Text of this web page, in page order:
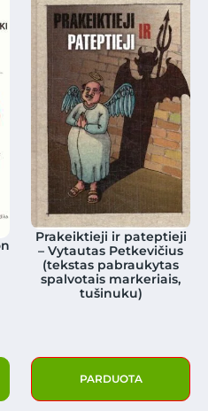
Prakeiktieji ir pateptieji
– Vytautas Petkevičius
(tekstas pabraukytas
spalvotais markeriais,
tušinuku)
PARDUOTA